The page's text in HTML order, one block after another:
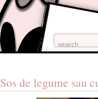
Sos de legume sau